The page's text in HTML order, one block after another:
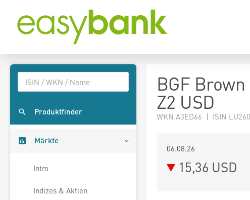
Produktfinder
Märkte
Intro
Indizes & Aktien
BGF
Z2 USD
WKN A3ED66 | ISIN
06.08.26
15,36 USD